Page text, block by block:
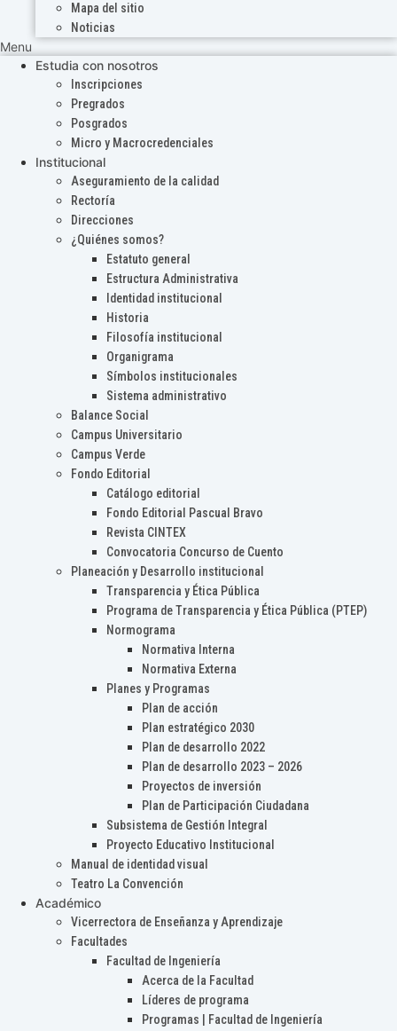
Mapa del sitio
Noticias
Menu
Estudia con nosotros
Inscripciones
Pregrados
Posgrados
Micro y Macrocredenciales
Institucional
Aseguramiento de la calidad
Rectoría
Direcciones
¿Quiénes somos?
Estatuto general
Estructura Administrativa
Identidad institucional
Historia
Filosofía institucional
Organigrama
Símbolos institucionales
Sistema administrativo
Balance Social
Campus Universitario
Campus Verde
Fondo Editorial
Catálogo editorial
Fondo Editorial Pascual Bravo
Revista CINTEX
Convocatoria Concurso de Cuento
Planeación y Desarrollo institucional
Transparencia y Ética Pública
Programa de Transparencia y Ética Pública (PTEP)
Normograma
Normativa Interna
Normativa Externa
Planes y Programas
Plan de acción
Plan estratégico 2030
Plan de desarrollo 2022
Plan de desarrollo 2023 – 2026
Proyectos de inversión
Plan de Participación Ciudadana
Subsistema de Gestión Integral
Proyecto Educativo Institucional
Manual de identidad visual
Teatro La Convención
Académico
Vicerrectora de Enseñanza y Aprendizaje
Facultades
Facultad de Ingeniería
Acerca de la Facultad
Líderes de programa
Programas | Facultad de Ingeniería